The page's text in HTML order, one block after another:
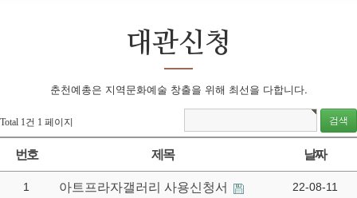
대관신청
춘천예총은 지역문화예술 창출을 위해 최선을 다합니다.
Total 1건 1 페이지
번호 제목 날짜
1 아트프라자갤러리 사용신청서 22-08-11